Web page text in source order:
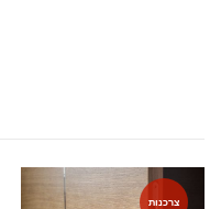
צרכנות